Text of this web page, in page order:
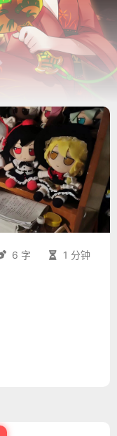
6 字 1 分钟